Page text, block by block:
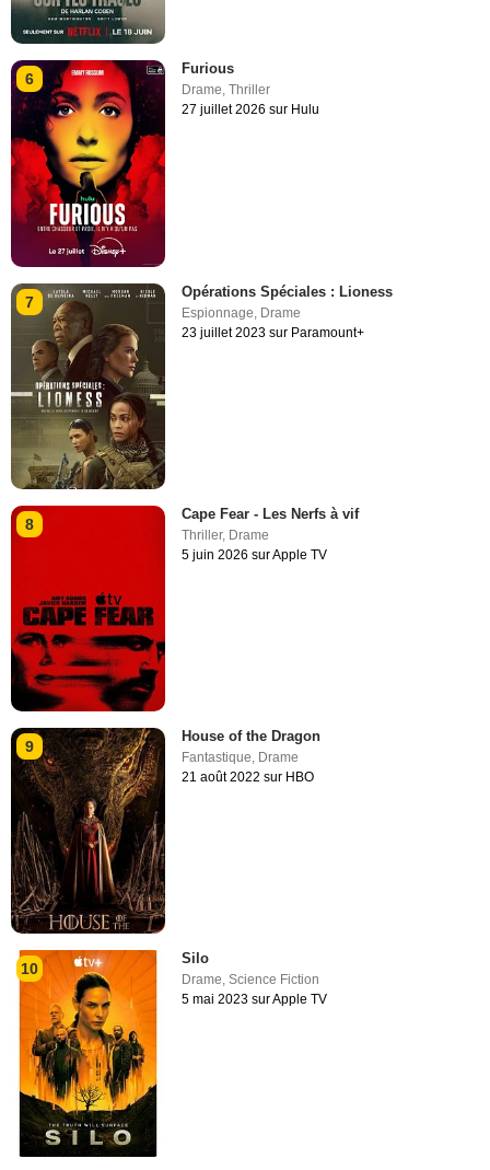
6
Furious
Drame,Thriller
27 juillet 2026 sur Hulu
7
Opérations Spéciales : Lioness
Espionnage Drame
23 juillet 2023 sur Paramount+
8
Cape Fear - Les Nerfs à vif
Thriller, Drame
5 juin 2026 sur Apple TV
9
House of the Dragon
Fantastique, Drame
21 août 2022 sur HBO
10
Silo
Drame,Science Fiction
5 mai 2023 sur Apple TV